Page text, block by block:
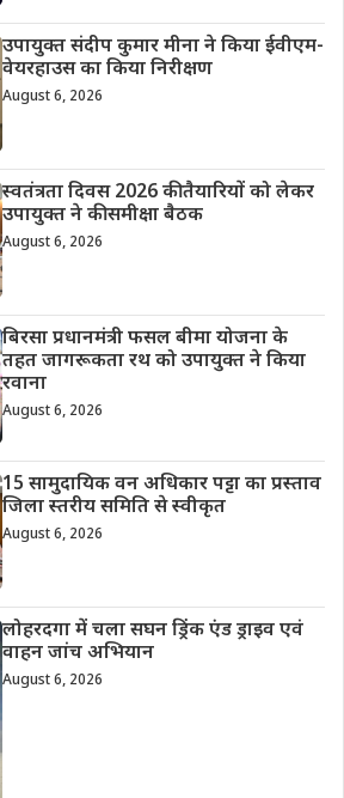
उपायुक्त संदीप कुमार मीना ने किया ईवीएम-
वेयरहाउस का किया निरीक्षण
August 6, 2026
स्वतंत्रता दिवस 2026 की तैयारियों को लेकर
उपायुक्त ने की समीक्षा बैठक
August 6, 2026
बिरसा प्रधानमंत्री फसल बीमा योजना के
तहत जागरूकता रथ को उपायुक्त ने किया
रवाना
August 6, 2026
15 सामुदायिक वन अधिकार पट्टा का प्रस्ताव
जिला स्तरीय समिति से स्वीकृत
August 6, 2026
लोहरदगा में चला सघन ड्रिंक एंड ड्राइव एवं
वाहन जांच अभियान
August 6, 2026